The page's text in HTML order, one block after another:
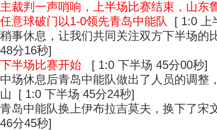
主裁判一声哨响，上半场比赛结束，山东
任意球破门以1-0领先青岛中能队
[ 1:0 上
稍事休息，让我们共同关注双方下半场的
48分16秒]
下半场比赛开始
[ 1:0 下半场 45分00秒]
中场休息后青岛中能队做出了人员的调整
山 [ 1:0 下半场 45分24秒]
青岛中能队换上伊布拉吉莫夫，换下了宋
46分45秒]